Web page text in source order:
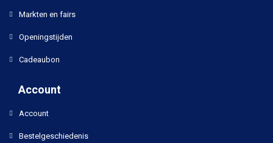
Markten en fairs
Openingstijden
Cadeaubon
Account
Account
Bestelgeschiedenis